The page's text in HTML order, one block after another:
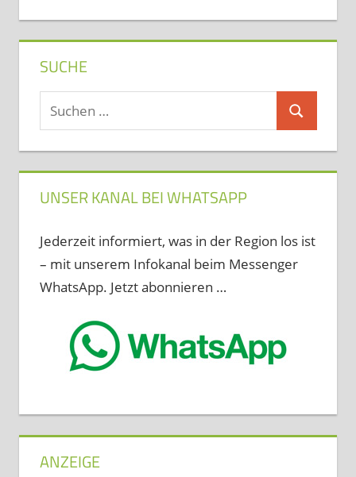
SUCHE
Suchen
nach:
Suchen
UNSER KANAL BEI WHATSAPP
Jederzeit informiert, was in der Region los ist
– mit unserem Infokanal beim Messenger
WhatsApp. Jetzt abonnieren …
ANZEIGE